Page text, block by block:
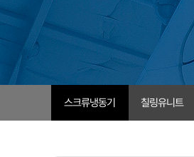
스크류냉동기 칠링유니트